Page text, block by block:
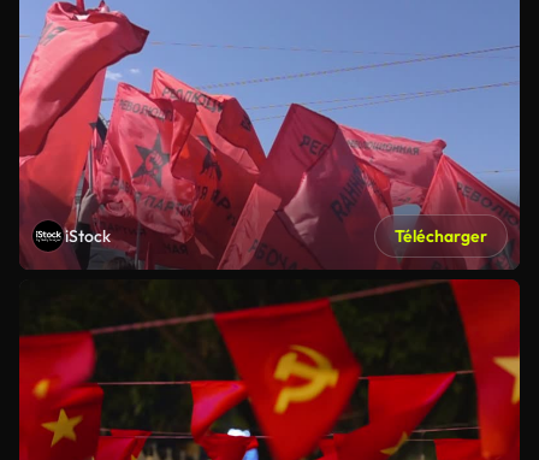
iStock Télécharger